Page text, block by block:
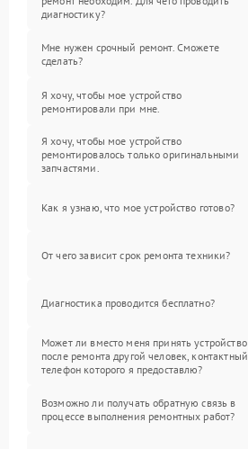
диагностику?
Мне нужен срочный ремонт. Сможете
сделать?
Я хочу, чтобы мое устройство
ремонтировали при мне.
Я хочу, чтобы мое устройство
ремонтировалось только оригинальными
запчастями.
Как я узнаю, что мое устройство готово?
От чего зависит срок ремонта техники?
Диагностика проводится бесплатно?
Может ли вместо меня принять устройство
после ремонта другой человек, контактный
телефон которого я предоставлю?
Возможно ли получать обратную связь в
процессе выполнения ремонтных работ?